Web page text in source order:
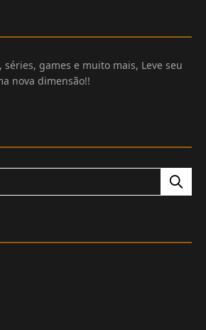
games e muito mais, Leve seu
nova dimensão!!